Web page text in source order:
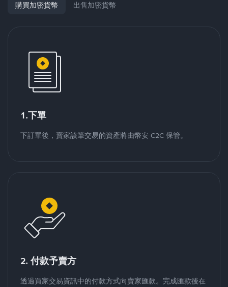
購買加密貨幣 出售加密貨幣
1.下單
下訂單後，賣家該筆交易的資產將由幣安 C2C 保管。
2. 付款予賣方
透過買家交易資訊中的付款方式向賣家匯款。完成匯款後在